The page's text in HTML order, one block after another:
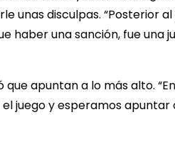
unas disculpas. “Posterior
haber una sanción, fue
apuntan a lo más alto.
juego y esperamos